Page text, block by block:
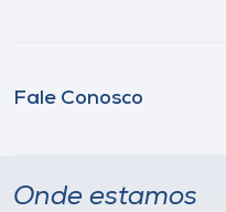
Fale Conosco
Onde estamos